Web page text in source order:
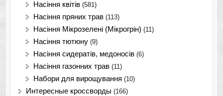
Насіння квітів (581)
Насіння пряних трав (113)
Насіння Мікрозелені (Мікрогрін) (11)
Насіння тютюну (9)
Насіння сидератів, медоносів (6)
Насіння газонних трав (11)
Набори для вирощування (10)
Интересные кроссворды (166)